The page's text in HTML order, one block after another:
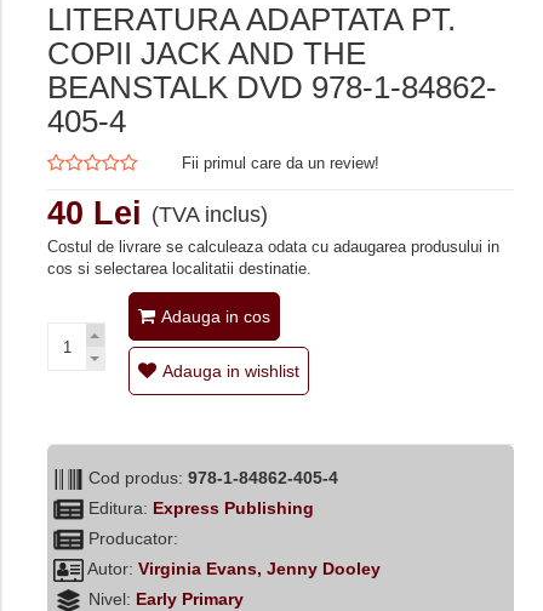
LITERATURA ADAPTATA PT.
COPII JACK AND THE
BEANSTALK DVD 978-1-84862-
405-4
Fii primul care da un review!
40 Lei (TVA inclus)
Costul de livrare se calculeaza odata cu adaugarea produsului in
cos si selectarea localitatii destinatie.
Adauga in cos
Adauga in wishlist
Cod produs: 978-1-84862-405-4
Editura: Express Publishing
Producator:
Autor: Virginia Evans, Jenny Dooley
Nivel: Early Primary